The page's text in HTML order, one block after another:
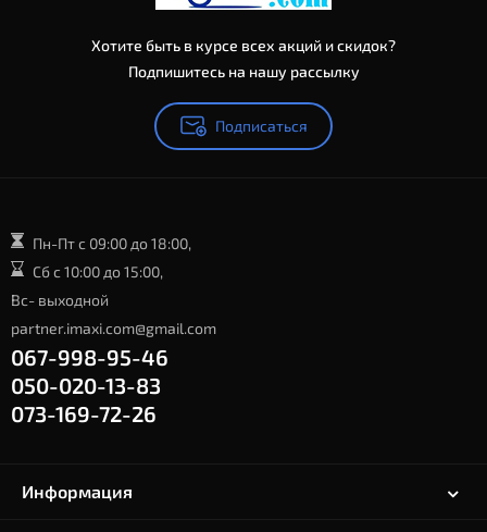
Хотите быть в курсе всех акций и скидок?
Подпишитесь на нашу рассылку
Подписаться
Пн-Пт с 09:00 до 18:00,
Сб с 10:00 до 15:00,
Вс- выходной
partner.imaxi.com@gmail.com
067-998-95-46
050-020-13-83
073-169-72-26
Информация